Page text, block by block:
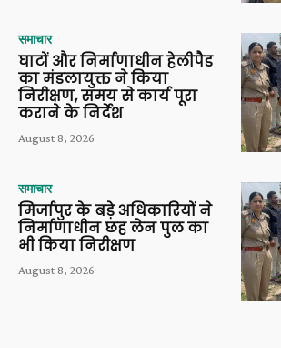
समाचार
घाटों और निर्माणाधीन हेलीपैड
का मंडलायुक्त ने किया
निरीक्षण, समय से कार्य पूरा
कराने के निर्देश
August 8, 2026
समाचार
मिर्जापुर के बड़े अधिकारियों ने
निर्माणाधीन छह लेन पुल का
भी किया निरीक्षण
August 8, 2026